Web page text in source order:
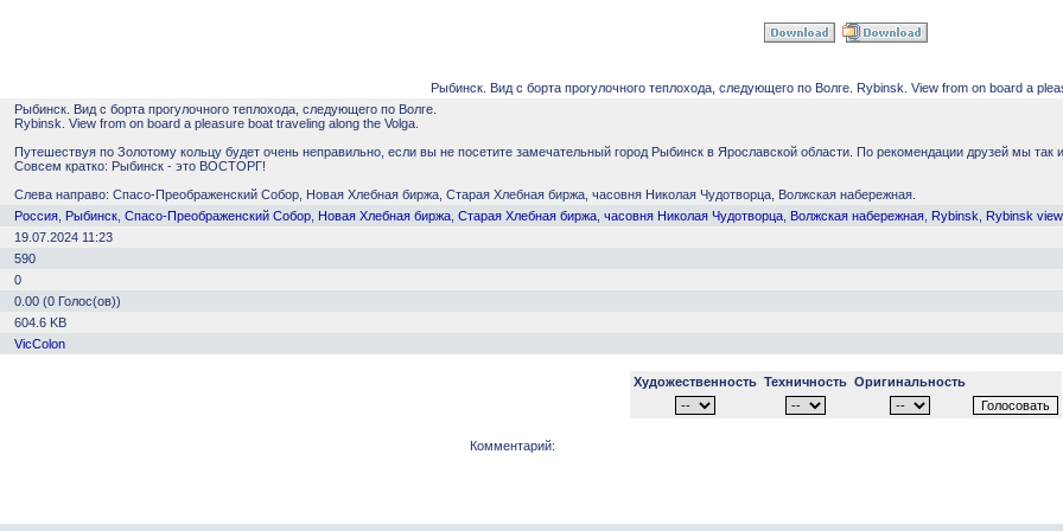
Рыбинск. Вид с борта прогулочного теплохода, следующего по Волге. Rybinsk. View from on board a
Рыбинск. Вид с борта прогулочного теплохода, следующего по Волге.
Rybinsk. View from on board a pleasure boat traveling along the Volga.
Путешествуя по Золотому кольцу будет очень неправильно, если вы не посетите замечательный город Рыбинск в Ярославской области. По рекомендации друзей мы так
Совсем кратко: Рыбинск - это ВОСТОРГ!
Слева направо: Спасо-Преображенский Собор, Новая Хлебная биржа, Старая Хлебная биржа, часовня Николая Чудотворца, Волжская набережная.
Россия Рыбинск Спасо-Преображенский Собор Новая Хлебная биржа Старая Хлебная биржа часовня Николая Чудотворца Волжская набережная Rybinsk
Rybinsk
19.07.2024 11:23
590
0
0.00 (0 Голос(ов))
604.6 KB
VicColon
Художественность Техничность Оригинальность
Комментарий: